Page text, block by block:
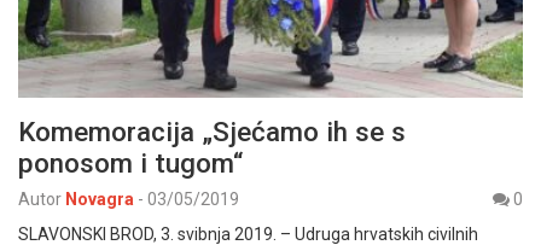
Komemoracija „Sjećamo ih se s
ponosom i tugom“
Autor Novagra - 03/05/2019
0
SLAVONSKI BROD, 3. svibnja 2019. – Udruga hrvatskih civilnih